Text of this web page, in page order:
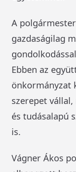
A
gazdaságilag
Ebben az
önkormányzat
szerepet
és tudásalapú
is.
Vágner Ákos